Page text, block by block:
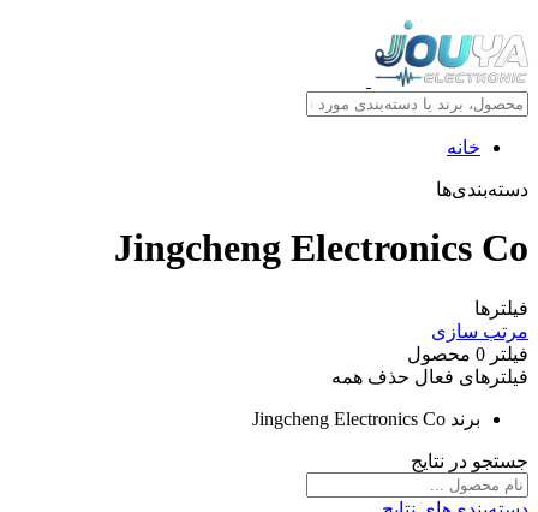
خانه
دسته‌بندی‌ها
Jingcheng Electronics Co
فیلترها
مرتب سازی
فیلتر 0 محصول
فیلترهای فعال حذف همه
برند Jingcheng Electronics Co
جستجو در نتایج